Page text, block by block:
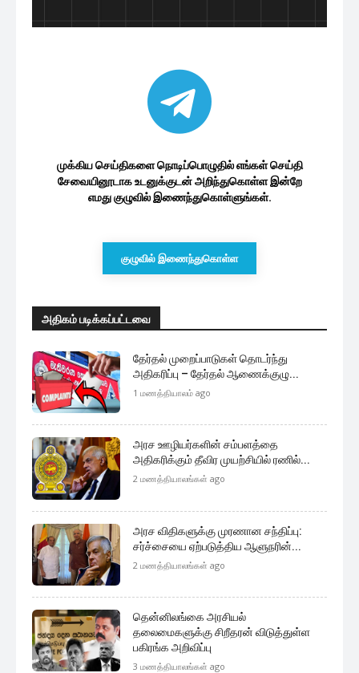
முக்கிய செய்திகளை நொடிப்பொழுதில் எங்கள் செய்தி
சேவையினூடாக உடனுக்குடன் அறிந்துகொள்ள இன்றே
எமது குழுவில் இணைந்துகொள்ளுங்கள்.
குழுவில் இணைந்துகொள்ள
அதிகம் படிக்கப்பட்டவை
தேர்தல் முறைப்பாடுகள் தொடர்ந்து
அதிகரிப்பு – தேர்தல் ஆணைக்குழு...
1 மணத்தியாலம் ago
அரச ஊழியர்களின் சம்பளத்தை
அதிகரிக்கும் தீவிர முயற்சியில் ரணில்...
2 மணத்தியாலங்கள் ago
அரச விதிகளுக்கு முரணான சந்திப்பு:
சர்ச்சையை ஏற்படுத்திய ஆளுநரின்...
2 மணத்தியாலங்கள் ago
தென்னிலங்கை அரசியல்
தலைமைகளுக்கு சிறீதரன் விடுத்துள்ள
பகிரங்க அறிவிப்பு
3 மணத்தியாலங்கள் ago